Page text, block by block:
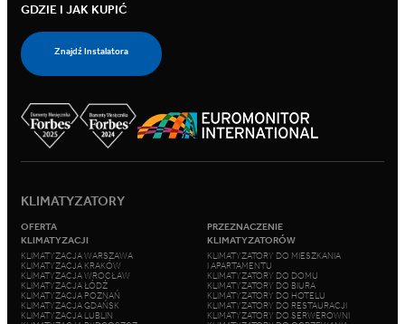
GDZIE I JAK KUPIĆ
Znajdź Instalatora
KLIMATYZATORY
OFERTA
KLIMATYZACJI
KLIMATYZACJA WARSZAWA
KLIMATYZACJA KRAKÓW
KLIMATYZACJA WROCŁAW
KLIMATYZACJA ŁÓDŹ
KLIMATYZACJA POZNAŃ
KLIMATYZACJA GDAŃSK
KLIMATYZACJA LUBLIN
PRZEZNACZENIE
KLIMATYZATORÓW
KLIMATYZATORY DO MIESZKANIA
I APARTAMENTU
KLIMATYZATORY DO DOMU
KLIMATYZATORY DO BIURA
KLIMATYZATORY DO HOTELU
KLIMATYZATORY DO RESTAURACJI
KLIMATYZATORY DO SERWEROWNI